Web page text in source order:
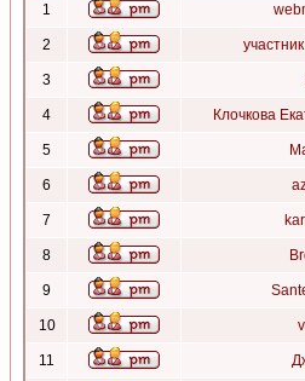
1
2
3
4 Клочкова
5
6
7
8
9
10
11